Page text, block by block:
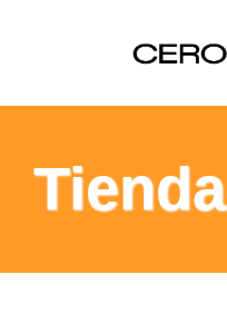
FILOSOFÍA
TE AYUDAMOS
Tienda